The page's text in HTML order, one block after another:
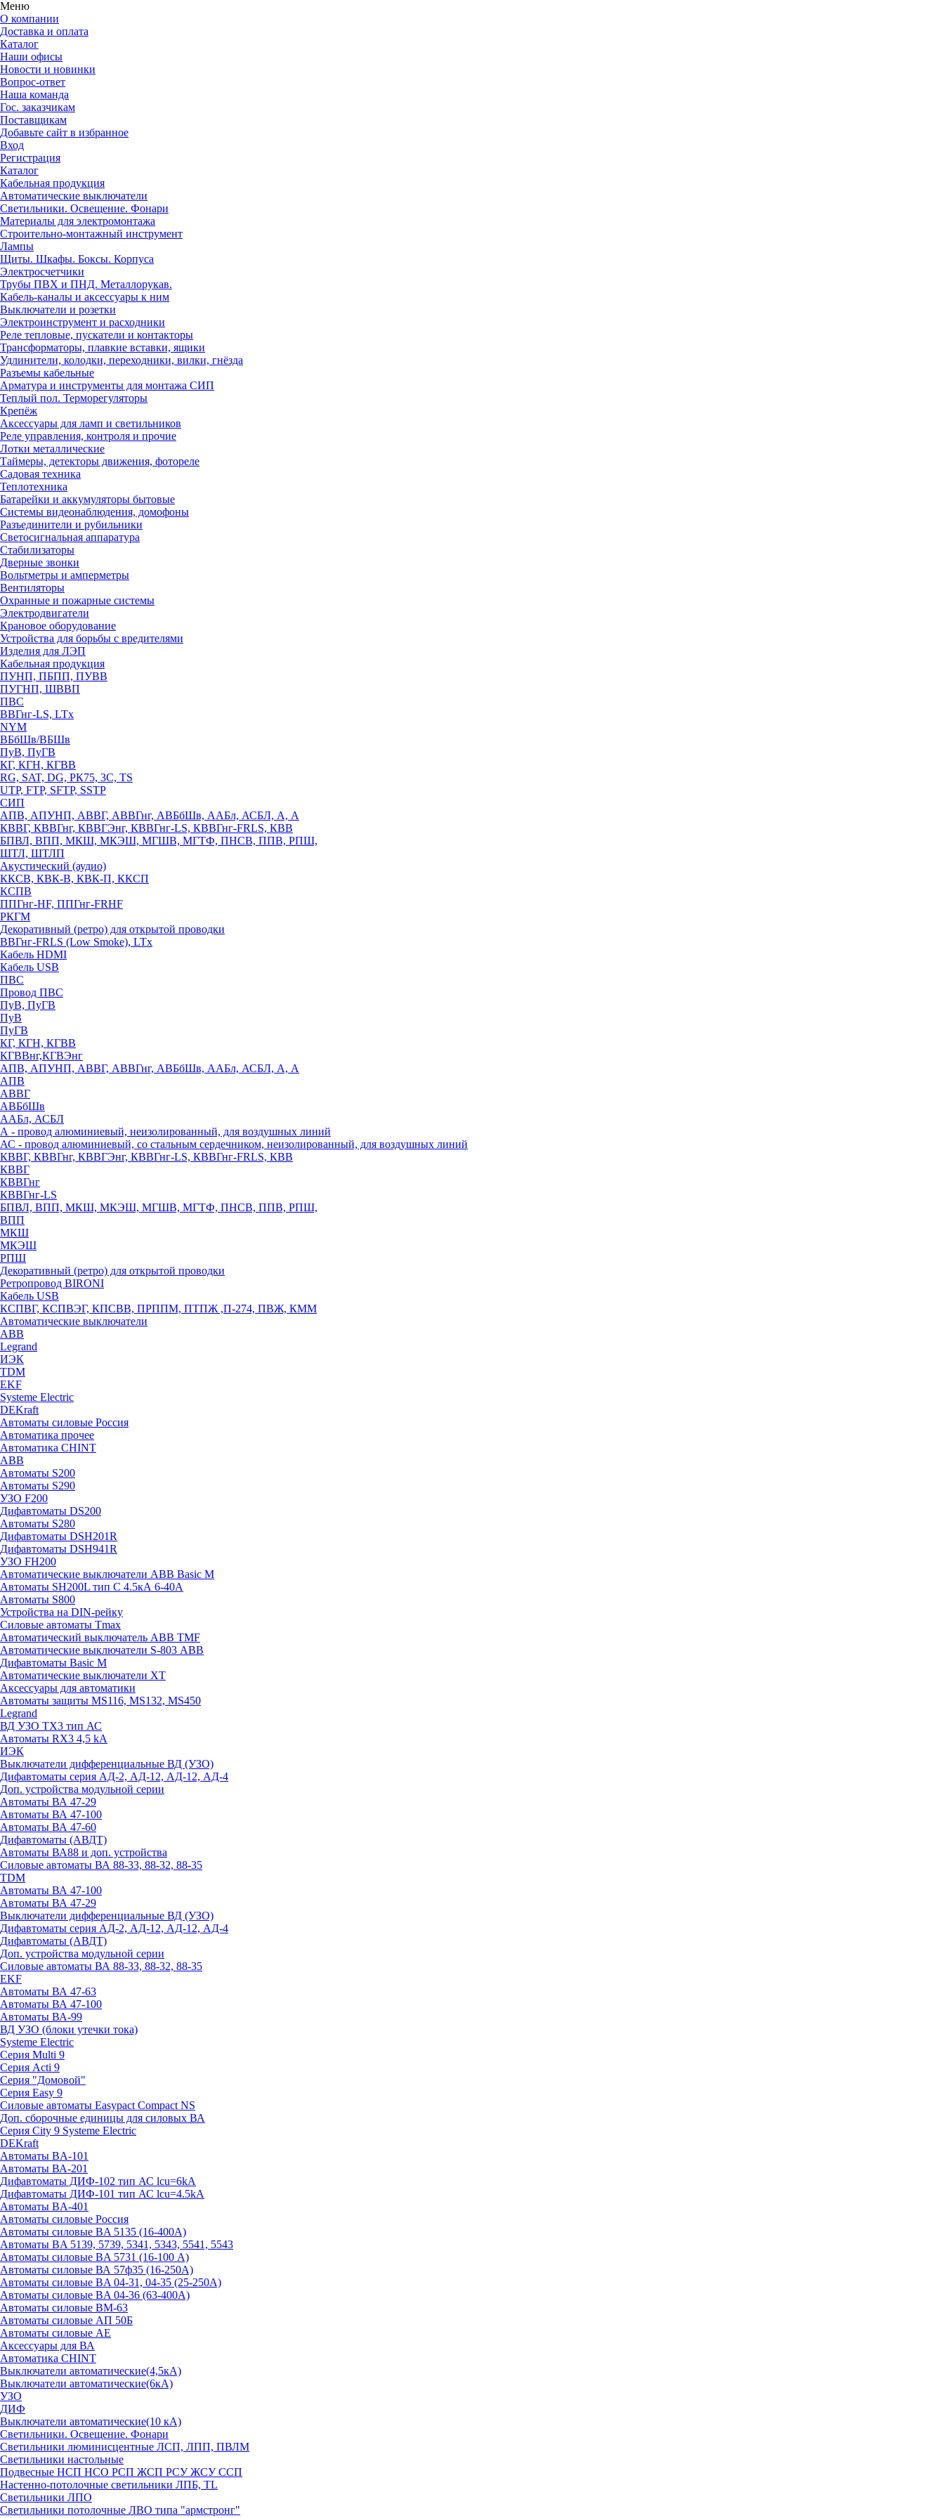
Меню
О компании
Доставка и оплата
Каталог
Наши офисы
Новости и новинки
Вопрос-ответ
Наша команда
Гос. заказчикам
Поставщикам
Добавьте сайт в избранное
Вход
Регистрация
Каталог
Кабельная продукция
Автоматические выключатели
Светильники. Освещение. Фонари
Материалы для электромонтажа
Строительно-монтажный инструмент
Лампы
Щиты. Шкафы. Боксы. Корпуса
Электросчетчики
Трубы ПВХ и ПНД. Металлорукав.
Кабель-каналы и аксессуары к ним
Выключатели и розетки
Электроинструмент и расходники
Реле тепловые, пускатели и контакторы
Трансформаторы, плавкие вставки, ящики
Удлинители, колодки, переходники, вилки, гнёзда
Разъемы кабельные
Арматура и инструменты для монтажа СИП
Теплый пол. Терморегуляторы
Крепёж
Аксессуары для ламп и светильников
Реле управления, контроля и прочие
Лотки металлические
Таймеры, детекторы движения, фотореле
Садовая техника
Теплотехника
Батарейки и аккумуляторы бытовые
Системы видеонаблюдения, домофоны
Разъединители и рубильники
Светосигнальная аппаратура
Стабилизаторы
Дверные звонки
Вольтметры и амперметры
Вентиляторы
Охранные и пожарные системы
Электродвигатели
Крановое оборудование
Устройства для борьбы с вредителями
Изделия для ЛЭП
Кабельная продукция
ПУНП, ПБПП, ПУВВ
ПУГНП, ШВВП
ПВС
ВВГнг-LS, LTx
NYM
ВБбШв/ВБШв
ПуВ, ПуГВ
КГ, КГН, КГВВ
RG, SAT, DG, РК75, 3С, TS
UTP, FTP, SFTP, SSTP
СИП
АПВ, АПУНП, АВВГ, АВВГнг, АВБбШв, ААБл, АСБЛ, А, А
КВВГ, КВВГнг, КВВГЭнг, КВВГнг-LS, КВВГнг-FRLS, КВВ
БПВЛ, ВПП, МКШ, МКЭШ, МГШВ, МГТФ, ПНСВ, ППВ, РПШ,
ШТЛ, ШТЛП
Акустический (аудио)
ККСВ, КВК-В, КВК-П, ККСП
КСПВ
ППГнг-HF, ППГнг-FRHF
РКГМ
Декоративный (ретро) для открытой проводки
ВВГнг-FRLS (Low Smoke), LTx
Кабель HDMI
Кабель USB
ПВС
Провод ПВС
ПуВ, ПуГВ
ПуВ
ПуГВ
КГ, КГН, КГВВ
КГВВнг,КГВЭнг
АПВ, АПУНП, АВВГ, АВВГнг, АВБбШв, ААБл, АСБЛ, А, А
АПВ
АВВГ
АВБбШв
ААБл, АСБЛ
А - провод алюминиевый, неизолированный, для воздушных линий
АС - провод алюминиевый, со стальным сердечником, неизолированный, для воздушных линий
КВВГ, КВВГнг, КВВГЭнг, КВВГнг-LS, КВВГнг-FRLS, КВВ
КВВГ
КВВГнг
КВВГнг-LS
БПВЛ, ВПП, МКШ, МКЭШ, МГШВ, МГТФ, ПНСВ, ППВ, РПШ,
ВПП
МКШ
МКЭШ
РПШ
Декоративный (ретро) для открытой проводки
Ретропровод BIRONI
Кабель USB
КСПВГ, КСПВЭГ, КПСВВ, ПРППМ, ПТПЖ ,П-274, ПВЖ, КММ
Автоматические выключатели
ABB
Legrand
ИЭК
TDM
EKF
Systeme Electric
DEKraft
Автоматы силовые Россия
Автоматика прочее
Автоматика CHINT
ABB
Автоматы S200
Автоматы S290
УЗО F200
Дифавтоматы DS200
Автоматы S280
Дифавтоматы DSH201R
Дифавтоматы DSH941R
УЗО FH200
Автоматические выключатели ABB Basic M
Автоматы SH200L тип С 4.5кА 6-40А
Автоматы S800
Устройства на DIN-рейку
Силовые автоматы Tmax
Автоматический выключатель ABB TMF
Автоматические выключатели S-803 АВВ
Дифавтоматы Basic M
Автоматические выключатели XT
Аксессуары для автоматики
Автоматы защиты MS116, MS132, MS450
Legrand
ВД УЗО TX3 тип АС
Автоматы RX3 4,5 kA
ИЭК
Выключатели дифференциальные ВД (УЗО)
Дифавтоматы серия АД-2, АД-12, АД-12, АД-4
Доп. устройства модульной серии
Автоматы ВА 47-29
Автоматы ВА 47-100
Автоматы ВА 47-60
Дифавтоматы (АВДТ)
Автоматы ВА88 и доп. устройства
Силовые автоматы ВА 88-33, 88-32, 88-35
TDM
Автоматы ВА 47-100
Автоматы ВА 47-29
Выключатели дифференциальные ВД (УЗО)
Дифавтоматы серия АД-2, АД-12, АД-12, АД-4
Дифавтоматы (АВДТ)
Доп. устройства модульной серии
Силовые автоматы ВА 88-33, 88-32, 88-35
EKF
Автоматы ВА 47-63
Автоматы ВА 47-100
Автоматы ВА-99
ВД УЗО (блоки утечки тока)
Systeme Electric
Серия Multi 9
Серия Acti 9
Серия "Домовой"
Серия Easy 9
Силовые автоматы Easypact Compact NS
Доп. сборочные единицы для силовых ВА
Серия City 9 Systeme Electric
DEKraft
Автоматы BA-101
Автоматы ВА-201
Дифавтоматы ДИФ-102 тип АС lcu=6kA
Дифавтоматы ДИФ-101 тип АС lcu=4.5kA
Автоматы BA-401
Автоматы силовые Россия
Автоматы силовые BA 5135 (16-400А)
Автоматы BA 5139, 5739, 5341, 5343, 5541, 5543
Автоматы силовые BA 5731 (16-100 А)
Автоматы силовые ВА 57ф35 (16-250А)
Автоматы силовые BA 04-31, 04-35 (25-250А)
Автоматы силовые BA 04-36 (63-400А)
Автоматы силовые ВМ-63
Автоматы силовые АП 50Б
Автоматы силовые АЕ
Аксессуары для ВА
Автоматика CHINT
Выключатели автоматические(4,5кА)
Выключатели автоматические(6кА)
УЗО
ДИФ
Выключатели автоматические(10 кА)
Светильники. Освещение. Фонари
Светильники люминисцентные ЛСП, ЛПП, ПВЛМ
Светильники настольные
Подвесные НСП НСО РСП ЖСП РСУ ЖСУ ССП
Настенно-потолочные светильники ЛПБ, TL
Светильники ЛПО
Светильники потолочные ЛВО типа "армстронг"